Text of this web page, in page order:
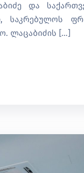
და
საკრებულოს
ლაცაბიძის […]